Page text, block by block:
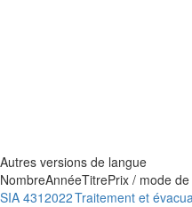
Autres versions de langue
NombreAnnéeTitrePrix / mode
SIA 4312022Traitement et